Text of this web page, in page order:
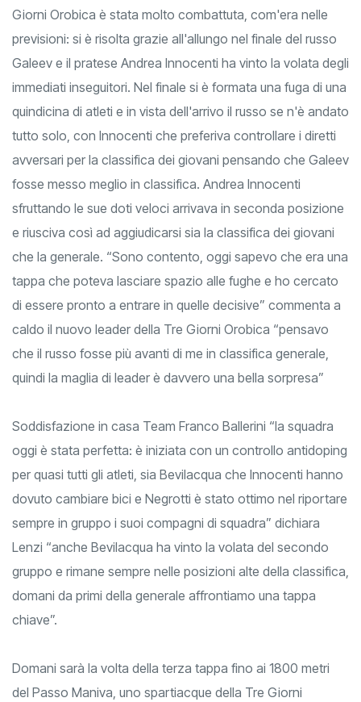
Giorni Orobica è stata molto combattuta, com'era nelle
previsioni: si è risolta grazie all'allungo nel finale del russo
Galeev e il pratese Andrea Innocenti ha vinto la volata degli
immediati inseguitori. Nel finale si è formata una fuga di una
quindicina di atleti e in vista dell'arrivo il russo se n'è andato
tutto solo, con Innocenti che preferiva controllare i diretti
avversari per la classifica dei giovani pensando che Galeev
fosse messo meglio in classifica. Andrea Innocenti
sfruttando le sue doti veloci arrivava in seconda posizione
e riusciva così ad aggiudicarsi sia la classifica dei giovani
che la generale. “Sono contento, oggi sapevo che era una
tappa che poteva lasciare spazio alle fughe e ho cercato
di essere pronto a entrare in quelle decisive” commenta a
caldo il nuovo leader della Tre Giorni Orobica “pensavo
che il russo fosse più avanti di me in classifica generale,
quindi la maglia di leader è davvero una bella sorpresa”
Soddisfazione in casa Team Franco Ballerini “la squadra
oggi è stata perfetta: è iniziata con un controllo antidoping
per quasi tutti gli atleti, sia Bevilacqua che Innocenti hanno
dovuto cambiare bici e Negrotti è stato ottimo nel riportare
sempre in gruppo i suoi compagni di squadra” dichiara
Lenzi “anche Bevilacqua ha vinto la volata del secondo
gruppo e rimane sempre nelle posizioni alte della classifica,
domani da primi della generale affrontiamo una tappa
chiave”.
Domani sarà la volta della terza tappa fino ai 1800 metri
del Passo Maniva, uno spartiacque della Tre Giorni